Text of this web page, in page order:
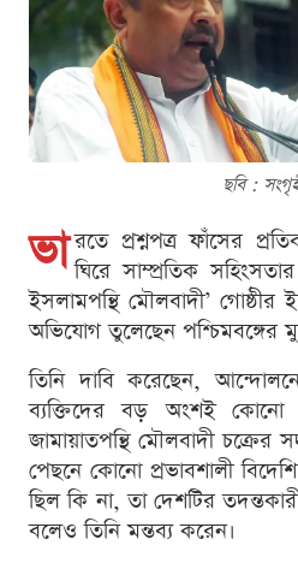
ছবি :
ভা রতে প্রশ্নপত্র ফাঁসের
ঘিরে সাম্প্রতিক
ইসলামপন্থি মৌলবাদী’
অভিযোগ তুলেছেন পশ্চিমবঙ্গের
তিনি দাবি করেছেন,
ব্যক্তিদের বড় অংশই কোনো
জামায়াতপন্থি মৌলবাদী
পেছনে কোনো প্রভাবশালী
ছিল কি না, তা দেশটির
বলেও তিনি মন্তব্য করেন।